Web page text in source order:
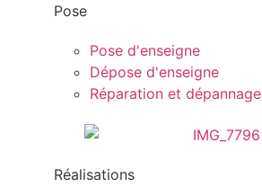
Pose
Pose d'enseigne
Dépose d'enseigne
Réparation et dépannage
Réalisations